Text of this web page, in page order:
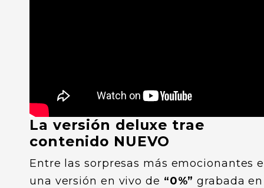
La versión deluxe trae
contenido NUEVO
Entre las sorpresas más emocionantes
una versión en vivo de “0%” grabada